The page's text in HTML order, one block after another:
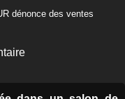
dénonce des ventes